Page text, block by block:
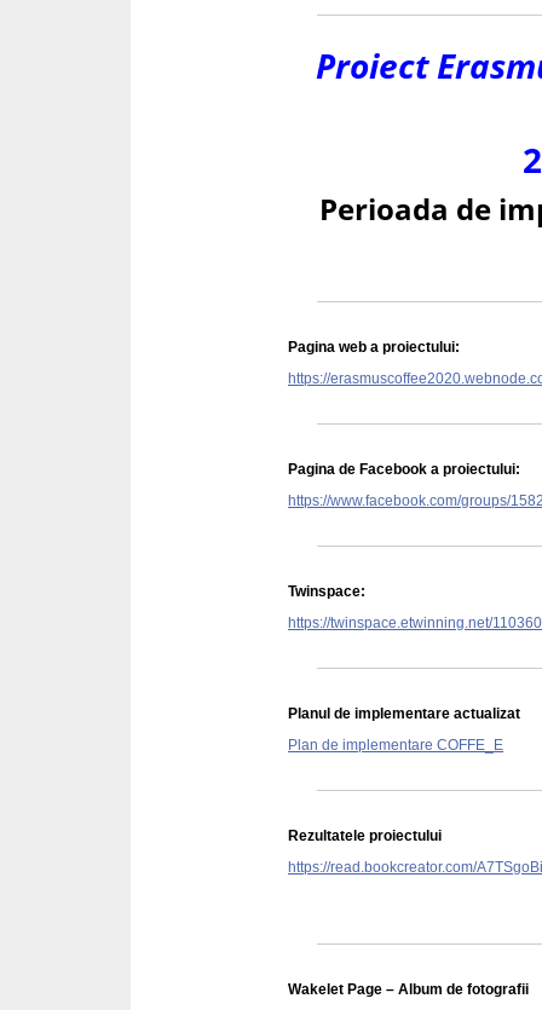
Proiect
Perioada de
Pagina web a proiectului:
https://
Pagina de Facebook a proiectului:
https://www.facebook.com/groups/
Twinspace:
https://twinspace.etwinning.net/
Planul de implementare actualizat
Plan de implementare COFFE_E
Rezultatele proiectului
https://read.bookcreator.com/
Wakelet Page – Album de fotografii